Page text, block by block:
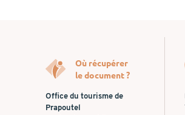
Où récupérer
le document ?
Office du tourisme de
Prapoutel